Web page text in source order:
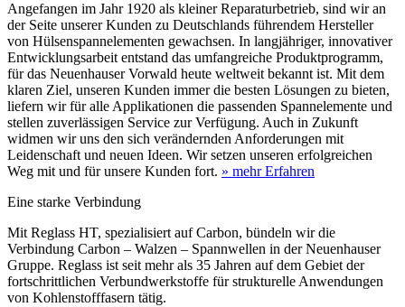
Angefangen im Jahr 1920 als kleiner Reparaturbetrieb, sind wir an
der Seite unserer Kunden zu Deutschlands führendem Hersteller
von Hülsenspannelementen gewachsen. In langjähriger, innovativer
Entwicklungsarbeit entstand das umfangreiche Produktprogramm,
für das Neuenhauser Vorwald heute weltweit bekannt ist. Mit dem
klaren Ziel, unseren Kunden immer die besten Lösungen zu bieten,
liefern wir für alle Applikationen die passenden Spannelemente und
stellen zuverlässigen Service zur Verfügung. Auch in Zukunft
widmen wir uns den sich verändernden Anforderungen mit
Leidenschaft und neuen Ideen. Wir setzen unseren erfolgreichen
Weg mit und für unsere Kunden fort. » mehr Erfahren
Eine starke Verbindung
Mit Reglass HT, spezialisiert auf Carbon, bündeln wir die
Verbindung Carbon – Walzen – Spannwellen in der Neuenhauser
Gruppe. Reglass ist seit mehr als 35 Jahren auf dem Gebiet der
fortschrittlichen Verbundwerkstoffe für strukturelle Anwendungen
von Kohlenstofffasern tätig.